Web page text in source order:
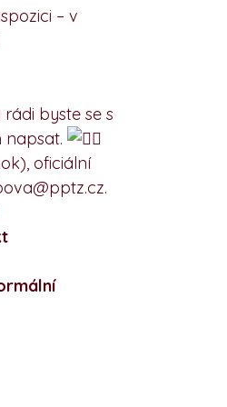
– v
byste se s
napsat.
oficiální